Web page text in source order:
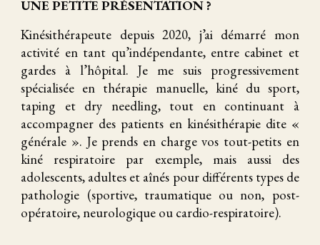
UNE PETITE PRÉSENTATION ?
Kinésithérapeute depuis 2020, j’ai démarré mon
activité en tant qu’indépendante, entre cabinet et
gardes à l’hôpital. Je me suis progressivement
spécialisée en thérapie manuelle, kiné du sport,
taping et dry needling, tout en continuant à
accompagner des patients en kinésithérapie dite «
générale ». Je prends en charge vos tout-petits en
kiné respiratoire par exemple, mais aussi des
adolescents, adultes et aînés pour différents types de
pathologie (sportive, traumatique ou non, post-
opératoire, neurologique ou cardio-respiratoire).